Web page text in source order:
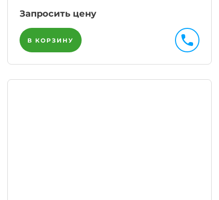
Запросить цену
В КОРЗИНУ